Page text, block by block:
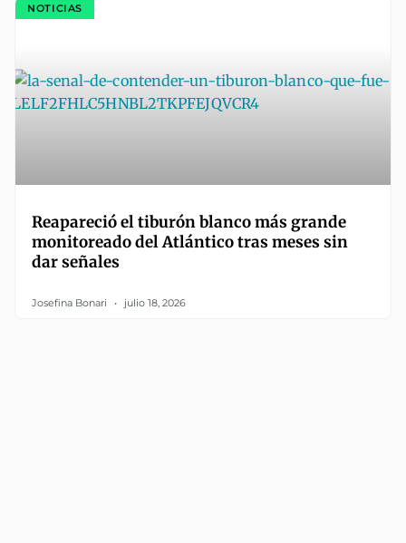
NOTICIAS
Reapareció el tiburón blanco más grande
monitoreado del Atlántico tras meses sin
dar señales
Josefina Bonari julio 18, 2026